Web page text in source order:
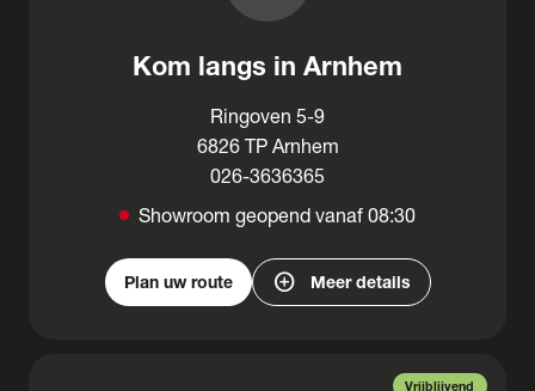
Kom langs in Arnhem
Ringoven 5-9
6826 TP Arnhem
026-3636365
Showroom geopend vanaf 08:30
Plan uw route add_circle Meer details
Vrijblijvend